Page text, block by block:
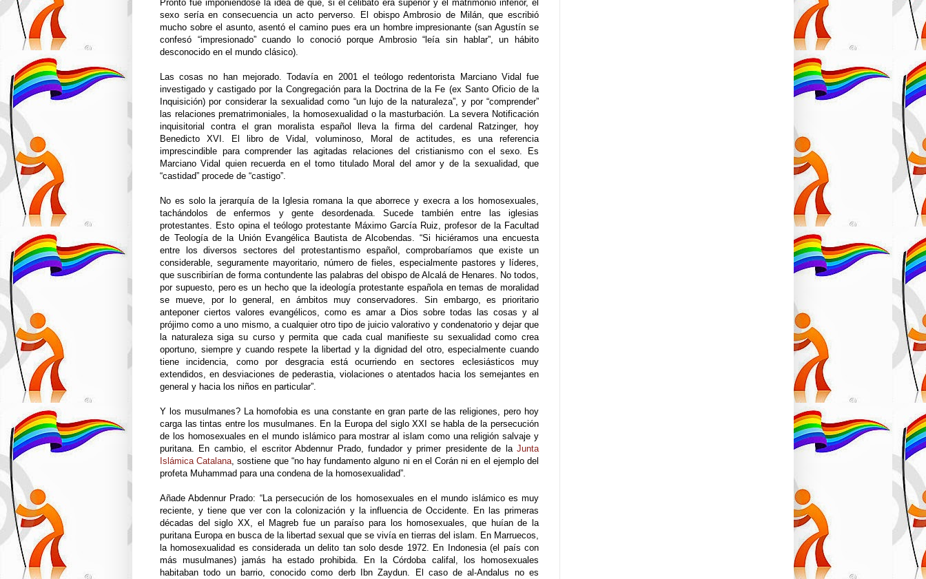
Pronto fue imponiéndose la idea de que, si el celibato era superior y el matrimonio inferior, el
sexo sería en consecuencia un acto perverso. El obispo Ambrosio de Milán, que escribió
mucho sobre el asunto, asentó el camino pues era un hombre impresionante (san Agustín se
confesó “impresionado” cuando lo conoció porque Ambrosio “leía sin hablar”, un hábito
desconocido en el mundo clásico).
Las cosas no han mejorado. Todavía en 2001 el teólogo redentorista Marciano Vidal fue
investigado y castigado por la Congregación para la Doctrina de la Fe (ex Santo Oficio de la
Inquisición) por considerar la sexualidad como “un lujo de la naturaleza”, y por “comprender”
las relaciones prematrimoniales, la homosexualidad o la masturbación. La severa Notificación
inquisitorial contra el gran moralista español lleva la firma del cardenal Ratzinger, hoy
Benedicto XVI. El libro de Vidal, voluminoso, Moral de actitudes, es una referencia
imprescindible para comprender las agitadas relaciones del cristianismo con el sexo. Es
Marciano Vidal quien recuerda en el tomo titulado Moral del amor y de la sexualidad, que
“castidad” procede de “castigo”.
No es solo la jerarquía de la Iglesia romana la que aborrece y execra a los homosexuales,
tachándolos de enfermos y gente desordenada. Sucede también entre las iglesias
protestantes. Esto opina el teólogo protestante Máximo García Ruiz, profesor de la Facultad
de Teología de la Unión Evangélica Bautista de Alcobendas. “Si hiciéramos una encuesta
entre los diversos sectores del protestantismo español, comprobaríamos que existe un
considerable, seguramente mayoritario, número de fieles, especialmente pastores y líderes,
que suscribirían de forma contundente las palabras del obispo de Alcalá de Henares. No todos,
por supuesto, pero es un hecho que la ideología protestante española en temas de moralidad
se mueve, por lo general, en ámbitos muy conservadores. Sin embargo, es prioritario
anteponer ciertos valores evangélicos, como es amar a Dios sobre todas las cosas y al
prójimo como a uno mismo, a cualquier otro tipo de juicio valorativo y condenatorio y dejar que
la naturaleza siga su curso y permita que cada cual manifieste su sexualidad como crea
oportuno, siempre y cuando respete la libertad y la dignidad del otro, especialmente cuando
tiene incidencia, como por desgracia está ocurriendo en sectores eclesiásticos muy
extendidos, en desviaciones de pederastia, violaciones o atentados hacia los semejantes en
general y hacia los niños en particular”.
Y los musulmanes? La homofobia es una constante en gran parte de las religiones, pero hoy
carga las tintas entre los musulmanes. En la Europa del siglo XXI se habla de la persecución
de los homosexuales en el mundo islámico para mostrar al islam como una religión salvaje y
puritana. En cambio, el escritor Abdennur Prado, fundador y primer presidente de la Junta
Islámica Catalana, sostiene que “no hay fundamento alguno ni en el Corán ni en el ejemplo del
profeta Muhammad para una condena de la homosexualidad”.
Añade Abdennur Prado: “La persecución de los homosexuales en el mundo islámico es muy
reciente, y tiene que ver con la colonización y la influencia de Occidente. En las primeras
décadas del siglo XX, el Magreb fue un paraíso para los homosexuales, que huían de la
puritana Europa en busca de la libertad sexual que se vivía en tierras del islam. En Marruecos,
la homosexualidad es considerada un delito tan solo desde 1972. En Indonesia (el país con
más musulmanes) jamás ha estado prohibida. En la Córdoba califal, los homosexuales
habitaban todo un barrio, conocido como derb Ibn Zaydun. El caso de al-Andalus no es